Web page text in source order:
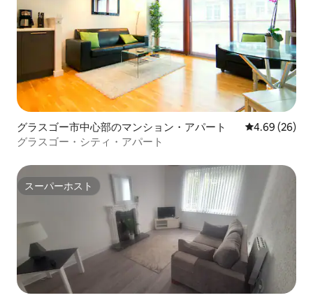
グラスゴー市中心部のマンション・アパート レビュー26
4.69 (26)
グラスゴー・シティ・アパート
スーパーホスト
スーパーホスト